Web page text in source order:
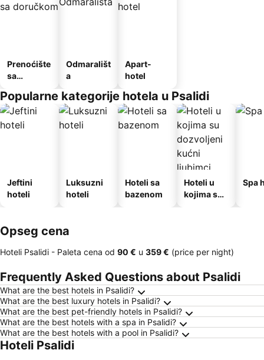
Prenoćište
sa
Odmarališt
a
Apart-
hotel
Popularne kategorije hotela u Psalidi
Jeftini
hoteli
Luksuzni
hoteli
Hoteli sa
bazenom
Hoteli u
kojima su
Spa
Opseg cena
Hoteli Psalidi - Paleta cena od ‎90 € u ‎359 € (price per night)
Frequently Asked Questions about Psalidi
What are the best hotels in Psalidi?
What are the best luxury hotels in Psalidi?
What are the best pet-friendly hotels in Psalidi?
What are the best hotels with a spa in Psalidi?
What are the best hotels with a pool in Psalidi?
Hoteli Psalidi